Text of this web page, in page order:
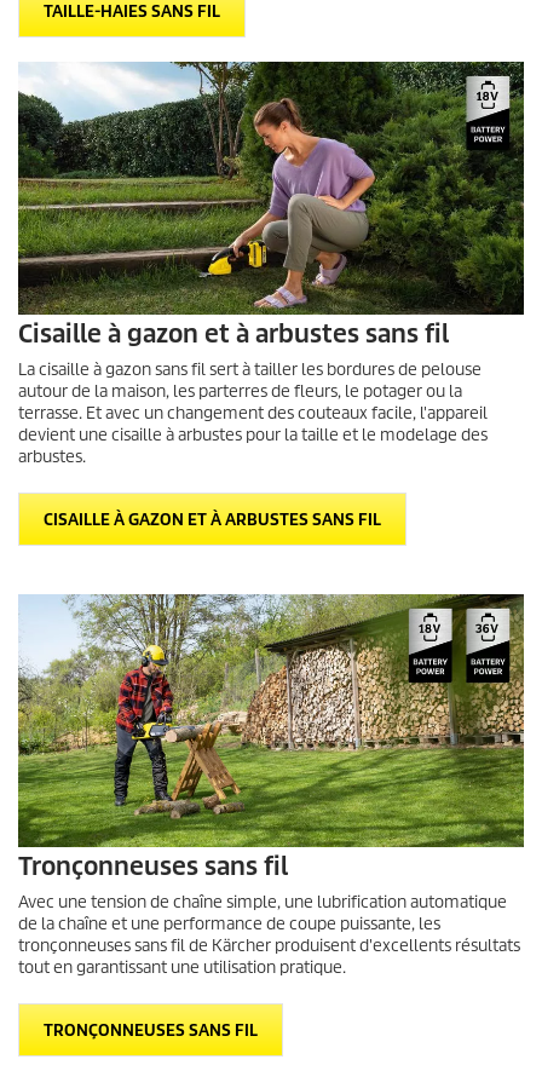
TAILLE-HAIES SANS FIL
Cisaille à gazon et à arbustes sans fil
La cisaille à gazon sans fil sert à tailler les bordures de pelouse
autour de la maison, les parterres de fleurs, le potager ou la
terrasse. Et avec un changement des couteaux facile, l'appareil
devient une cisaille à arbustes pour la taille et le modelage des
arbustes.
CISAILLE À GAZON ET À ARBUSTES SANS FIL
Tronçonneuses sans fil
Avec une tension de chaîne simple, une lubrification automatique
de la chaîne et une performance de coupe puissante, les
tronçonneuses sans fil de Kärcher produisent d'excellents résultats
tout en garantissant une utilisation pratique.
TRONÇONNEUSES SANS FIL